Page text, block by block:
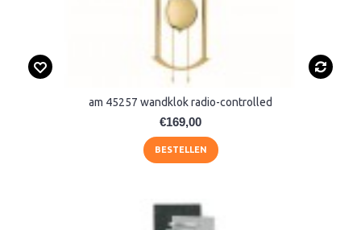
am 45257 wandklok radio-controlled
€169,00
BESTELLEN